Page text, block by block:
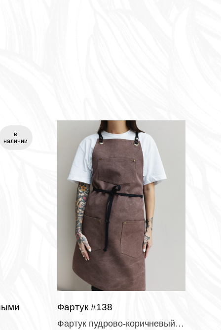
в
наличии
Фартук #138
Фартук пудрово-коричневый,